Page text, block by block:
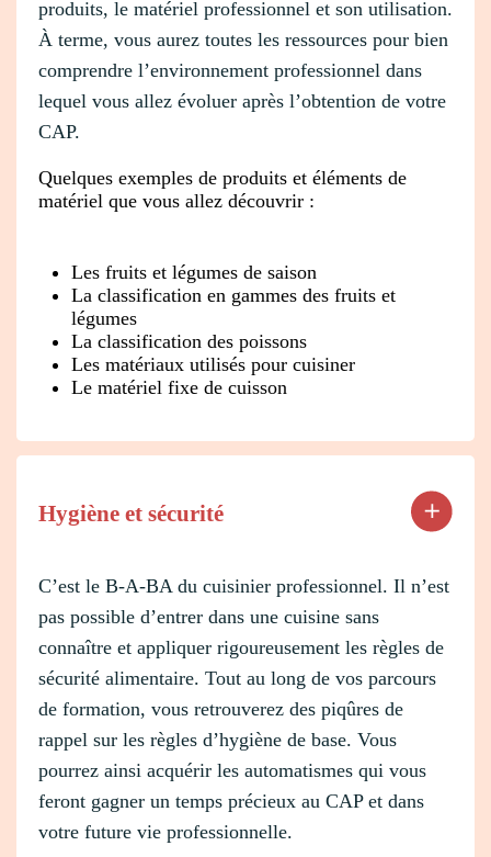
produits, le matériel professionnel et son utilisation.
À terme, vous aurez toutes les ressources pour bien
comprendre l’environnement professionnel dans
lequel vous allez évoluer après l’obtention de votre
CAP.
Quelques exemples de produits et éléments de
matériel que vous allez découvrir :
Les fruits et légumes de saison
La classification en gammes des fruits et
légumes
La classification des poissons
Les matériaux utilisés pour cuisiner
Le matériel fixe de cuisson
Hygiène et sécurité
C’est le B-A-BA du cuisinier professionnel. Il n’est
pas possible d’entrer dans une cuisine sans
connaître et appliquer rigoureusement les règles de
sécurité alimentaire. Tout au long de vos parcours
de formation, vous retrouverez des piqûres de
rappel sur les règles d’hygiène de base. Vous
pourrez ainsi acquérir les automatismes qui vous
feront gagner un temps précieux au CAP et dans
votre future vie professionnelle.